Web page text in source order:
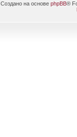
Создано на основе phpBB®